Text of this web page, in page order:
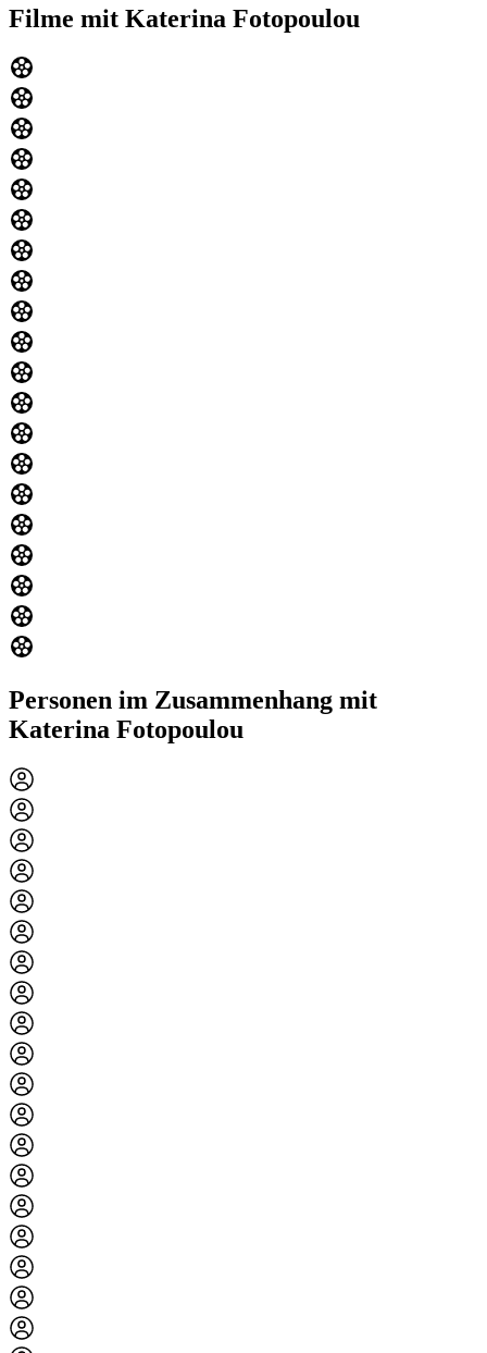
Filme mit Katerina Fotopoulou
Personen im Zusammenhang mit
Katerina Fotopoulou